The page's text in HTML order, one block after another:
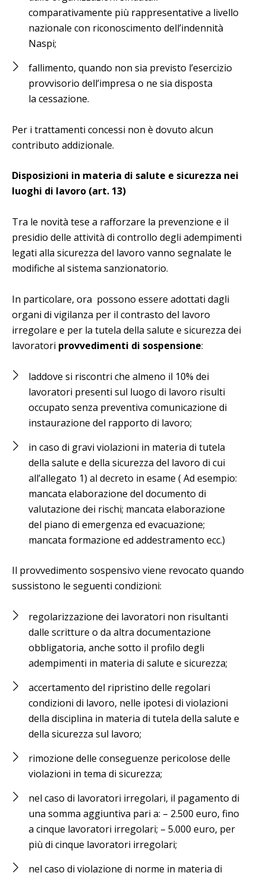
comparativamente più rappresentative a livello
nazionale con riconoscimento dell’indennità
Naspi;
fallimento, quando non sia previsto l’esercizio
provvisorio dell’impresa o ne sia disposta
la cessazione.
Per i trattamenti concessi non è dovuto alcun
contributo addizionale.
Disposizioni in materia di salute e sicurezza nei
luoghi di lavoro (art. 13)
Tra le novità tese a rafforzare la prevenzione e il
presidio delle attività di controllo degli adempimenti
legati alla sicurezza del lavoro vanno segnalate le
modifiche al sistema sanzionatorio.
In particolare, ora possono essere adottati dagli
organi di vigilanza per il contrasto del lavoro
irregolare e per la tutela della salute e sicurezza dei
lavoratori provvedimenti di sospensione:
laddove si riscontri che almeno il 10% dei
lavoratori presenti sul luogo di lavoro risulti
occupato senza preventiva comunicazione di
instaurazione del rapporto di lavoro;
in caso di gravi violazioni in materia di tutela
della salute e della sicurezza del lavoro di cui
all’allegato 1) al decreto in esame ( Ad esempio:
mancata elaborazione del documento di
valutazione dei rischi; mancata elaborazione
del piano di emergenza ed evacuazione;
mancata formazione ed addestramento ecc.)
Il provvedimento sospensivo viene revocato quando
sussistono le seguenti condizioni:
regolarizzazione dei lavoratori non risultanti
dalle scritture o da altra documentazione
obbligatoria, anche sotto il profilo degli
adempimenti in materia di salute e sicurezza;
accertamento del ripristino delle regolari
condizioni di lavoro, nelle ipotesi di violazioni
della disciplina in materia di tutela della salute e
della sicurezza sul lavoro;
rimozione delle conseguenze pericolose delle
violazioni in tema di sicurezza;
nel caso di lavoratori irregolari, il pagamento di
una somma aggiuntiva pari a: – 2.500 euro, fino
a cinque lavoratori irregolari; – 5.000 euro, per
più di cinque lavoratori irregolari;
nel caso di violazione di norme in materia di